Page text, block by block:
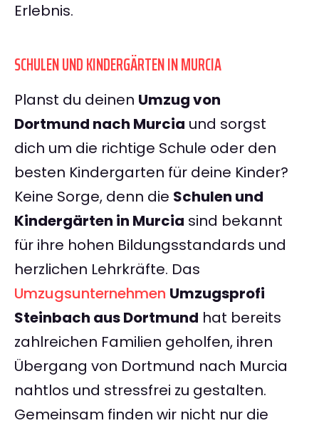
Erlebnis.
SCHULEN UND KINDERGÄRTEN IN MURCIA
Planst du deinen Umzug von
Dortmund nach Murcia und sorgst
dich um die richtige Schule oder den
besten Kindergarten für deine Kinder?
Keine Sorge, denn die Schulen und
Kindergärten in Murcia sind bekannt
für ihre hohen Bildungsstandards und
herzlichen Lehrkräfte. Das
Umzugsunternehmen Umzugsprofi
Steinbach aus Dortmund hat bereits
zahlreichen Familien geholfen, ihren
Übergang von Dortmund nach Murcia
nahtlos und stressfrei zu gestalten.
Gemeinsam finden wir nicht nur die